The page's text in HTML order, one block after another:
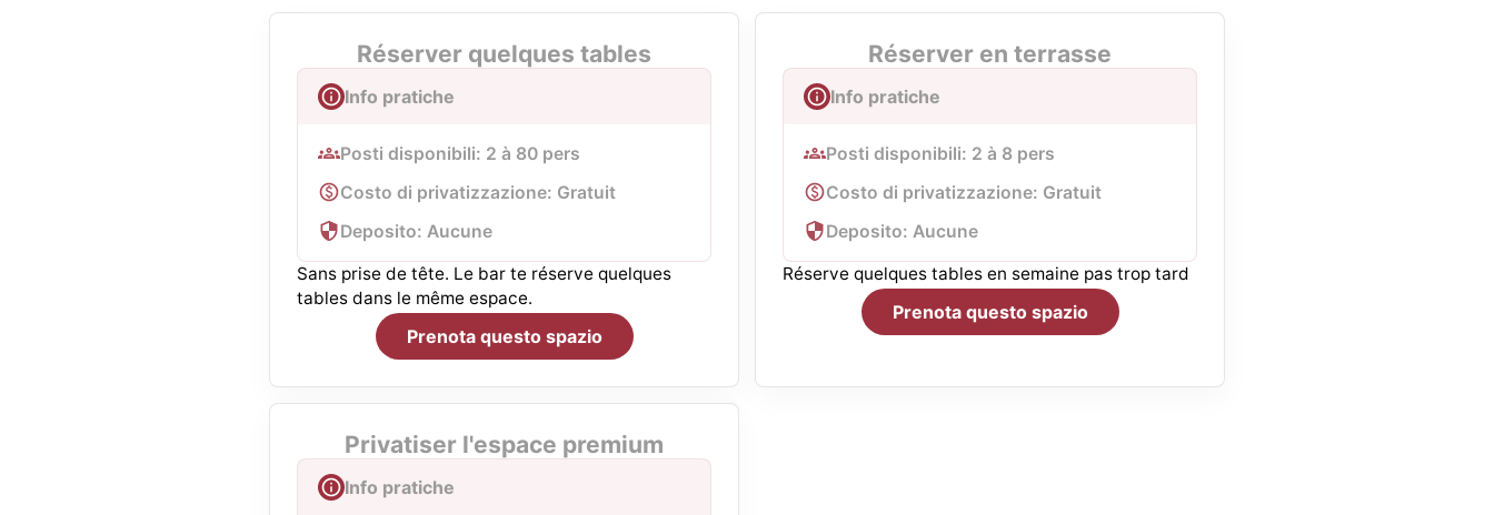
Réserver quelques tables
Info pratiche
Posti disponibili: 2 à 80 pers
Costo di privatizzazione: Gratuit
Deposito: Aucune
Sans prise de tête. Le bar te réserve quelques
tables dans le même espace.
Prenota questo spazio
Réserver en terrasse
Info pratiche
Posti disponibili: 2 à 8 pers
Costo di privatizzazione: Gratuit
Deposito: Aucune
Réserve quelques tables en semaine pas trop tard
Prenota questo spazio
Privatiser l'espace premium
Info pratiche